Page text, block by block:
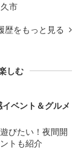
市
歴をもっと見る
しむ
ベント＆グルメ
びたい！夜間開
トも紹介